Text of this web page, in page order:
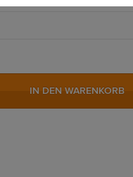
IN DEN WARENKORB